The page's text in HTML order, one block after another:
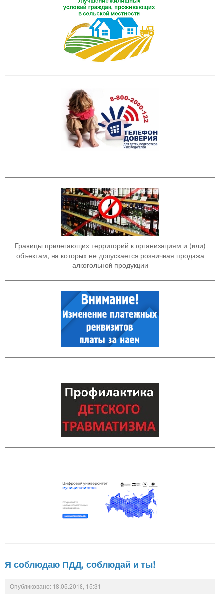
Границы прилегающих территорий к организациям и (или)
объектам, на которых не допускается розничная продажа
алкогольной продукции
Я соблюдаю ПДД, соблюдай и ты!
Опубликовано: 18.05.2018, 15:31